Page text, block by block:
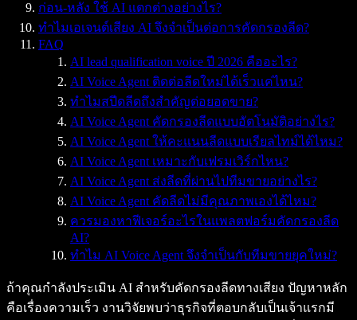
ก่อน-หลัง ใช้ AI แตกต่างอย่างไร?
ทำไมเอเจนต์เสียง AI จึงจำเป็นต่อการคัดกรองลีด?
FAQ
AI lead qualification voice ปี 2026 คืออะไร?
AI Voice Agent ติดต่อลีดใหม่ได้เร็วแค่ไหน?
ทำไมสปีดลีดถึงสำคัญต่อยอดขาย?
AI Voice Agent คัดกรองลีดแบบอัตโนมัติอย่างไร?
AI Voice Agent ให้คะแนนลีดแบบเรียลไทม์ได้ไหม?
AI Voice Agent เหมาะกับเฟรมเวิร์กไหน?
AI Voice Agent ส่งลีดที่ผ่านไปทีมขายอย่างไร?
AI Voice Agent คัดลีดไม่มีคุณภาพเองได้ไหม?
ควรมองหาฟีเจอร์อะไรในแพลตฟอร์มคัดกรองลีด
AI?
ทำไม AI Voice Agent จึงจำเป็นกับทีมขายยุคใหม่?
ถ้าคุณกำลังประเมิน AI สำหรับคัดกรองลีดทางเสียง ปัญหาหลัก
คือเรื่องความเร็ว งานวิจัยพบว่าธุรกิจที่ตอบกลับเป็นเจ้าแรกมี